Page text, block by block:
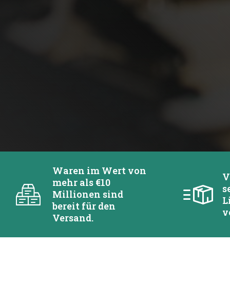
Waren im Wert von
mehr als €10
Millionen sind
bereit für den
Versand.